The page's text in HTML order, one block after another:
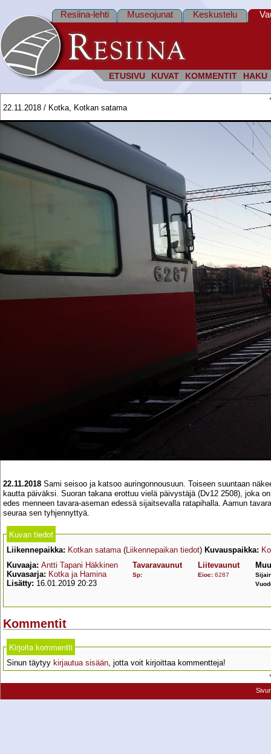
ETUSIVU KUVAT KOMMENTIT HAKU
Resiina-lehti Museojunat Keskustelu
22.11.2018 / Kotka, Kotkan satama
22.11.2018 Sami seisoo ja katsoo auringonnousuun. Toiseen suuntaan
kautta päiväksi. Suoran takana erottuu vielä päivystäjä (Dv12 2508), joka
edes menneen tavara-aseman edessä sijaitsevalla ratapihalla. Aamun
seuraa sen tyhjennyttyä.
Kuvan tiedot
Liikennepaikka: Kotkan satama(Liikennepaikan tiedot) Kuvauspaikka:
Kuvaaja: Antti Tapani Häkkinen
Kuvasarja: Kotka ja Hamina
Lisätty: 16.01.2019 20:23
Tavaravaunut
Sp:
Liitevaunut
Eioc: 6287
Kommentit
Kirjoita kommentti
Sinun täytyy kirjautua sisään, jotta voit kirjoittaa kommentteja!